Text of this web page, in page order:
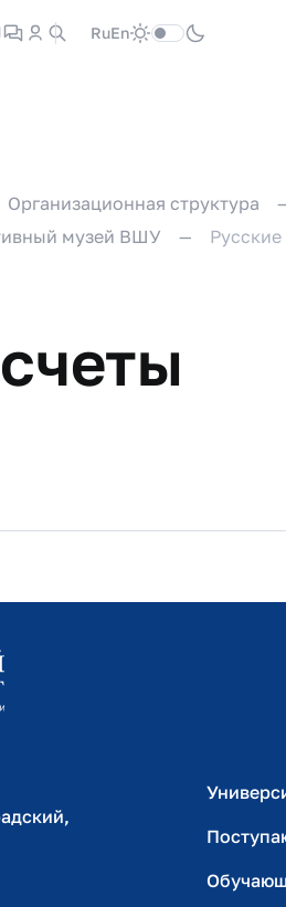
RuEn
Организационная структура
музей ВШУ Русские
портал
комплекс